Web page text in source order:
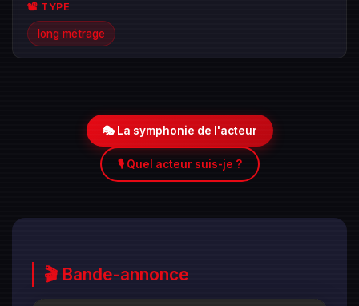
📽️ TYPE
long métrage
🎭 La symphonie de l'acteur
🎙️ Quel acteur suis-je ?
🎬 Bande-annonce